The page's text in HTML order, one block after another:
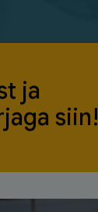
ja
siin!